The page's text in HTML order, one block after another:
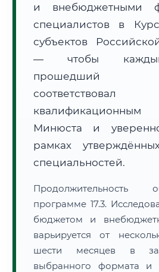
📜 Документы и аккредитация
Нажмите на документ для
и внебюджетными
специалистов в
субъектов
— чтобы
прошедший
соответствовал
квалификационным
Минюста и
рамках
специальностей.
Продолжительность
программе 17.3.
бюджетом и
варьируется от
шести месяцев в
выбранного формата и